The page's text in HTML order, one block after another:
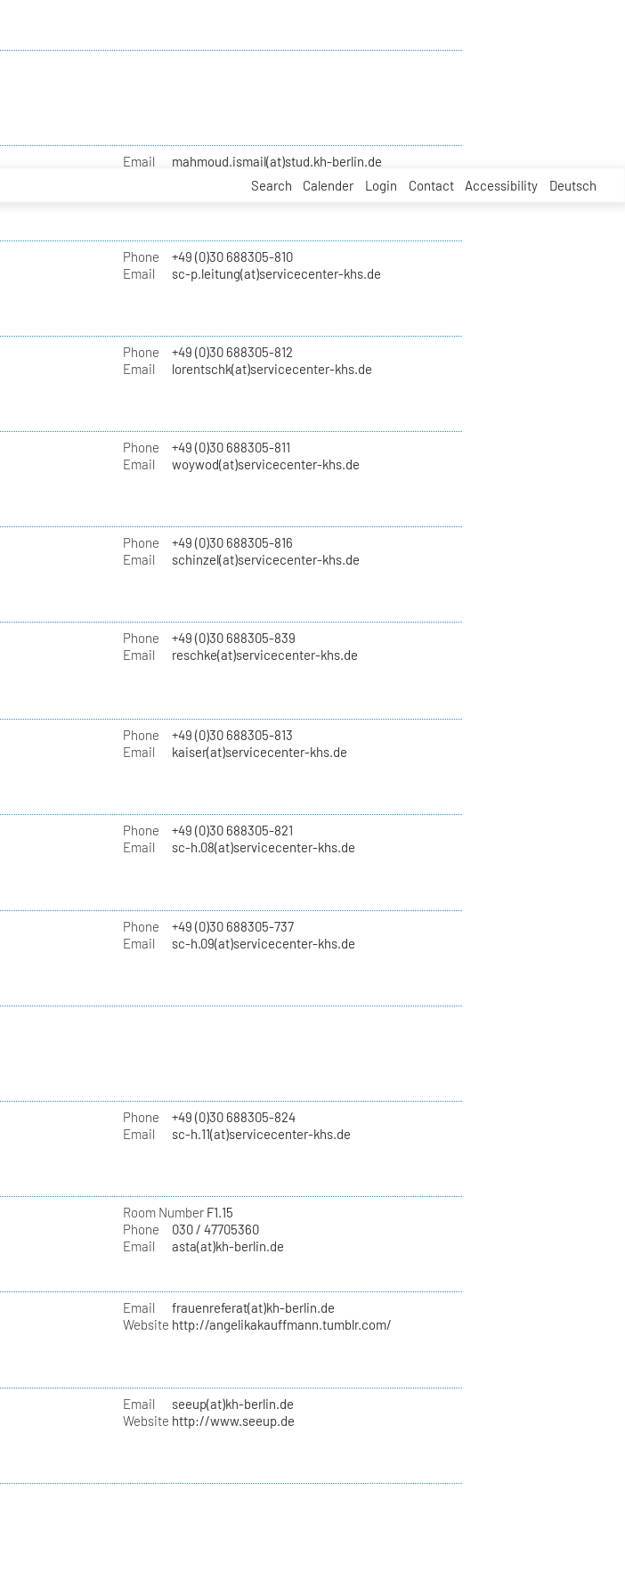
Search Calender Login Contact Accessibility Deutsch
Email mahmoud.ismail(at)stud.kh-berlin.de
Phone
+49 (0)30 688305-810
Email
sc-p.leitung(at)servicecenter-khs.de
Phone
+49 (0)30 688305-812
Email
lorentschk(at)servicecenter-khs.de
Phone
+49 (0)30 688305-811
Email
woywod(at)servicecenter-khs.de
Phone
+49 (0)30 688305-816
Email
schinzel(at)servicecenter-khs.de
Phone
+49 (0)30 688305-839
Email
reschke(at)servicecenter-khs.de
Phone
+49 (0)30 688305-813
Email
kaiser(at)servicecenter-khs.de
Phone
+49 (0)30 688305-821
Email
sc-h.08(at)servicecenter-khs.de
Phone
+49 (0)30 688305-737
Email
sc-h.09(at)servicecenter-khs.de
Phone
+49 (0)30 688305-824
Email
sc-h.11(at)servicecenter-khs.de
Room NumberF1.15
Phone
030 / 47705360
Email
asta(at)kh-berlin.de
Email
frauenreferat(at)kh-berlin.de
Website http://angelikakauffmann.tumblr.com/
Email
seeup(at)kh-berlin.de
Website http://www.seeup.de